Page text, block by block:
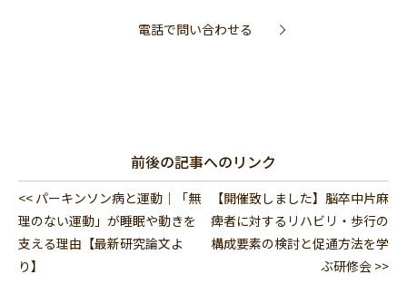
電話で問い合わせる
前後の記事へのリンク
<< パーキンソン病と運動｜「無
理のない運動」が睡眠や動きを
支える理由【最新研究論文よ
り】
【開催致しました】脳卒中片麻
痺者に対するリハビリ・歩行の
構成要素の検討と促通方法を学
ぶ研修会 >>